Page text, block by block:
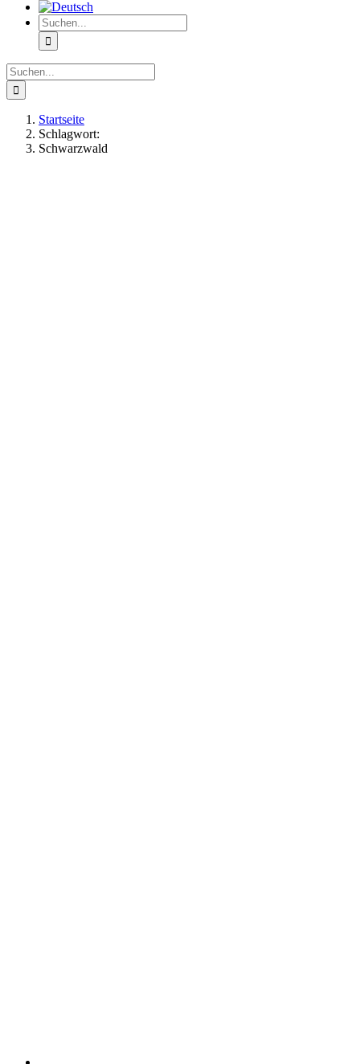
Suche
nach:
Suche
nach:
Startseite
Schlagwort:
Schwarzwald